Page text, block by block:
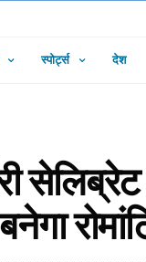
स्पोर्ट्स देश